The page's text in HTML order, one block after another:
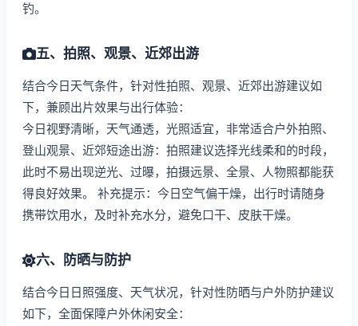
钓。
五、拍照、观景、近郊出游
结合今日天气条件，针对性拍照、观景、近郊出游建议如
下，兼顾出片效果与出行体验：
今日视野清晰，天气通透，光照适宜，非常适合户外拍照、
登山观景、近郊短途出游：拍照建议选择光线柔和的时段，
此时不易出现逆光、过曝，拍摄远景、全景、人物照都能获
得良好效果。 补充提示：今日空气偏干燥，出行时请随身
携带饮用水，及时补充水分，避免口干、皮肤干燥。
六、防晒与防护
结合今日日照强度、天气状况，针对性防晒与户外防护建议
如下，全面保障户外休闲安全：